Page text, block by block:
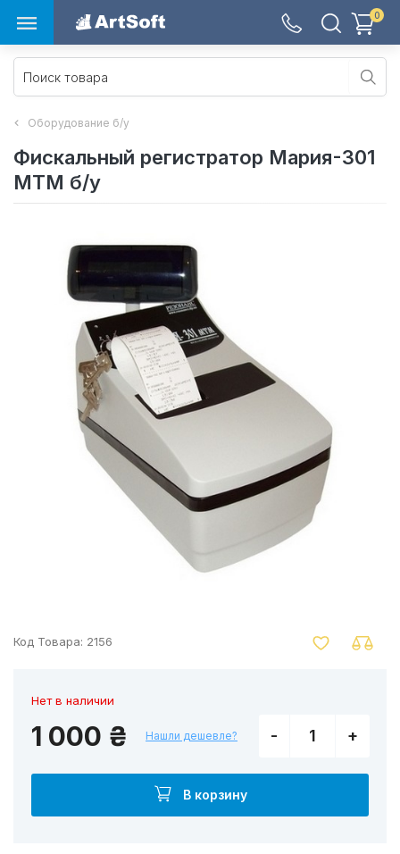
0
Оборудование б/у
Фискальный регистратор Мария-301
МТМ б/у
Код Товара: 2156
Нет в наличии
1 000 ₴ Нашли дешевле? - +
В корзину